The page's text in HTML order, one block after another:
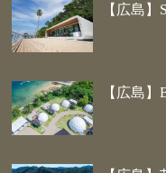
【広島
【広島